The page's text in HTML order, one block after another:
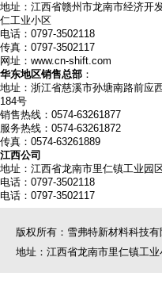
地址：江西省赣州市龙南市经济开
仁工业小区
电话：0797-3502118
传真：0797-3502117
网址：www.cn-shift.com
华东地区销售总部 ：
地址：浙江省慈溪市孙塘南路前应
184号
销售热线：0574-63261877
服务热线：0574-63261872
传真：0574-63261889
江西公司
地址：江西省龙南市里仁镇工业园
电话：0797-3502118
电话：0797-3502117
版权所有：雪弗特新材料科技
地址：江西省龙南市里仁镇工